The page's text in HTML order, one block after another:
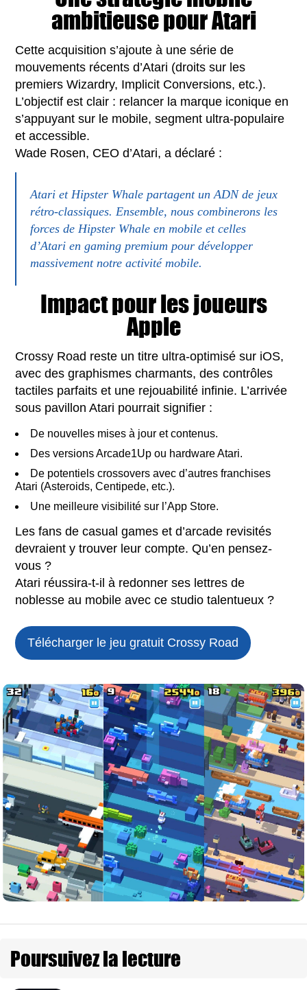
ambitieuse pour Atari
Cette acquisition s’ajoute à une série de
mouvements récents d’Atari (droits sur les
premiers Wizardry, Implicit Conversions, etc.).
L’objectif est clair : relancer la marque iconique en
s’appuyant sur le mobile, segment ultra-populaire
et accessible.
Wade Rosen, CEO d’Atari, a déclaré :
Atari et Hipster Whale partagent un ADN de jeux
rétro-classiques. Ensemble, nous combinerons les
forces de Hipster Whale en mobile et celles
d’Atari en gaming premium pour développer
massivement notre activité mobile.
Impact pour les joueurs
Apple
Crossy Road reste un titre ultra-optimisé sur iOS,
avec des graphismes charmants, des contrôles
tactiles parfaits et une rejouabilité infinie. L’arrivée
sous pavillon Atari pourrait signifier :
De nouvelles mises à jour et contenus.
Des versions Arcade1Up ou hardware Atari.
De potentiels crossovers avec d’autres franchises
Atari (Asteroids, Centipede, etc.).
Une meilleure visibilité sur l’App Store.
Les fans de casual games et d’arcade revisités
devraient y trouver leur compte. Qu’en pensez-
vous ?
Atari réussira-t-il à redonner ses lettres de
noblesse au mobile avec ce studio talentueux ?
Télécharger le jeu gratuit Crossy Road
Poursuivez la lecture